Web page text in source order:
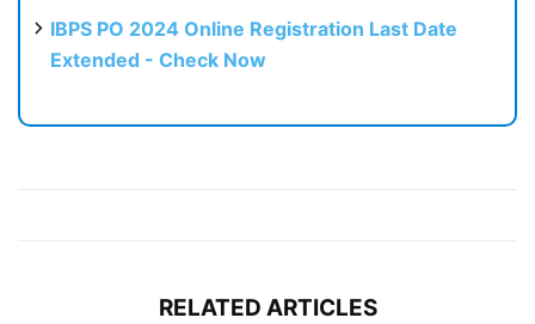
IBPS PO 2024 Online Registration Last Date
Extended - Check Now
RELATED ARTICLES